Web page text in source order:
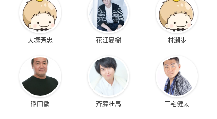
大塚芳忠 花江夏樹 村瀬歩
稲田徹 斉藤壮馬 三宅健太